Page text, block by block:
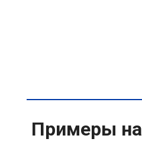
Примеры